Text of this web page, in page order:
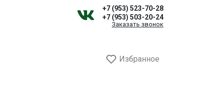
+7 (953) 523-70-28
+7 (953) 503-20-24
Заказать звонок
Избранное